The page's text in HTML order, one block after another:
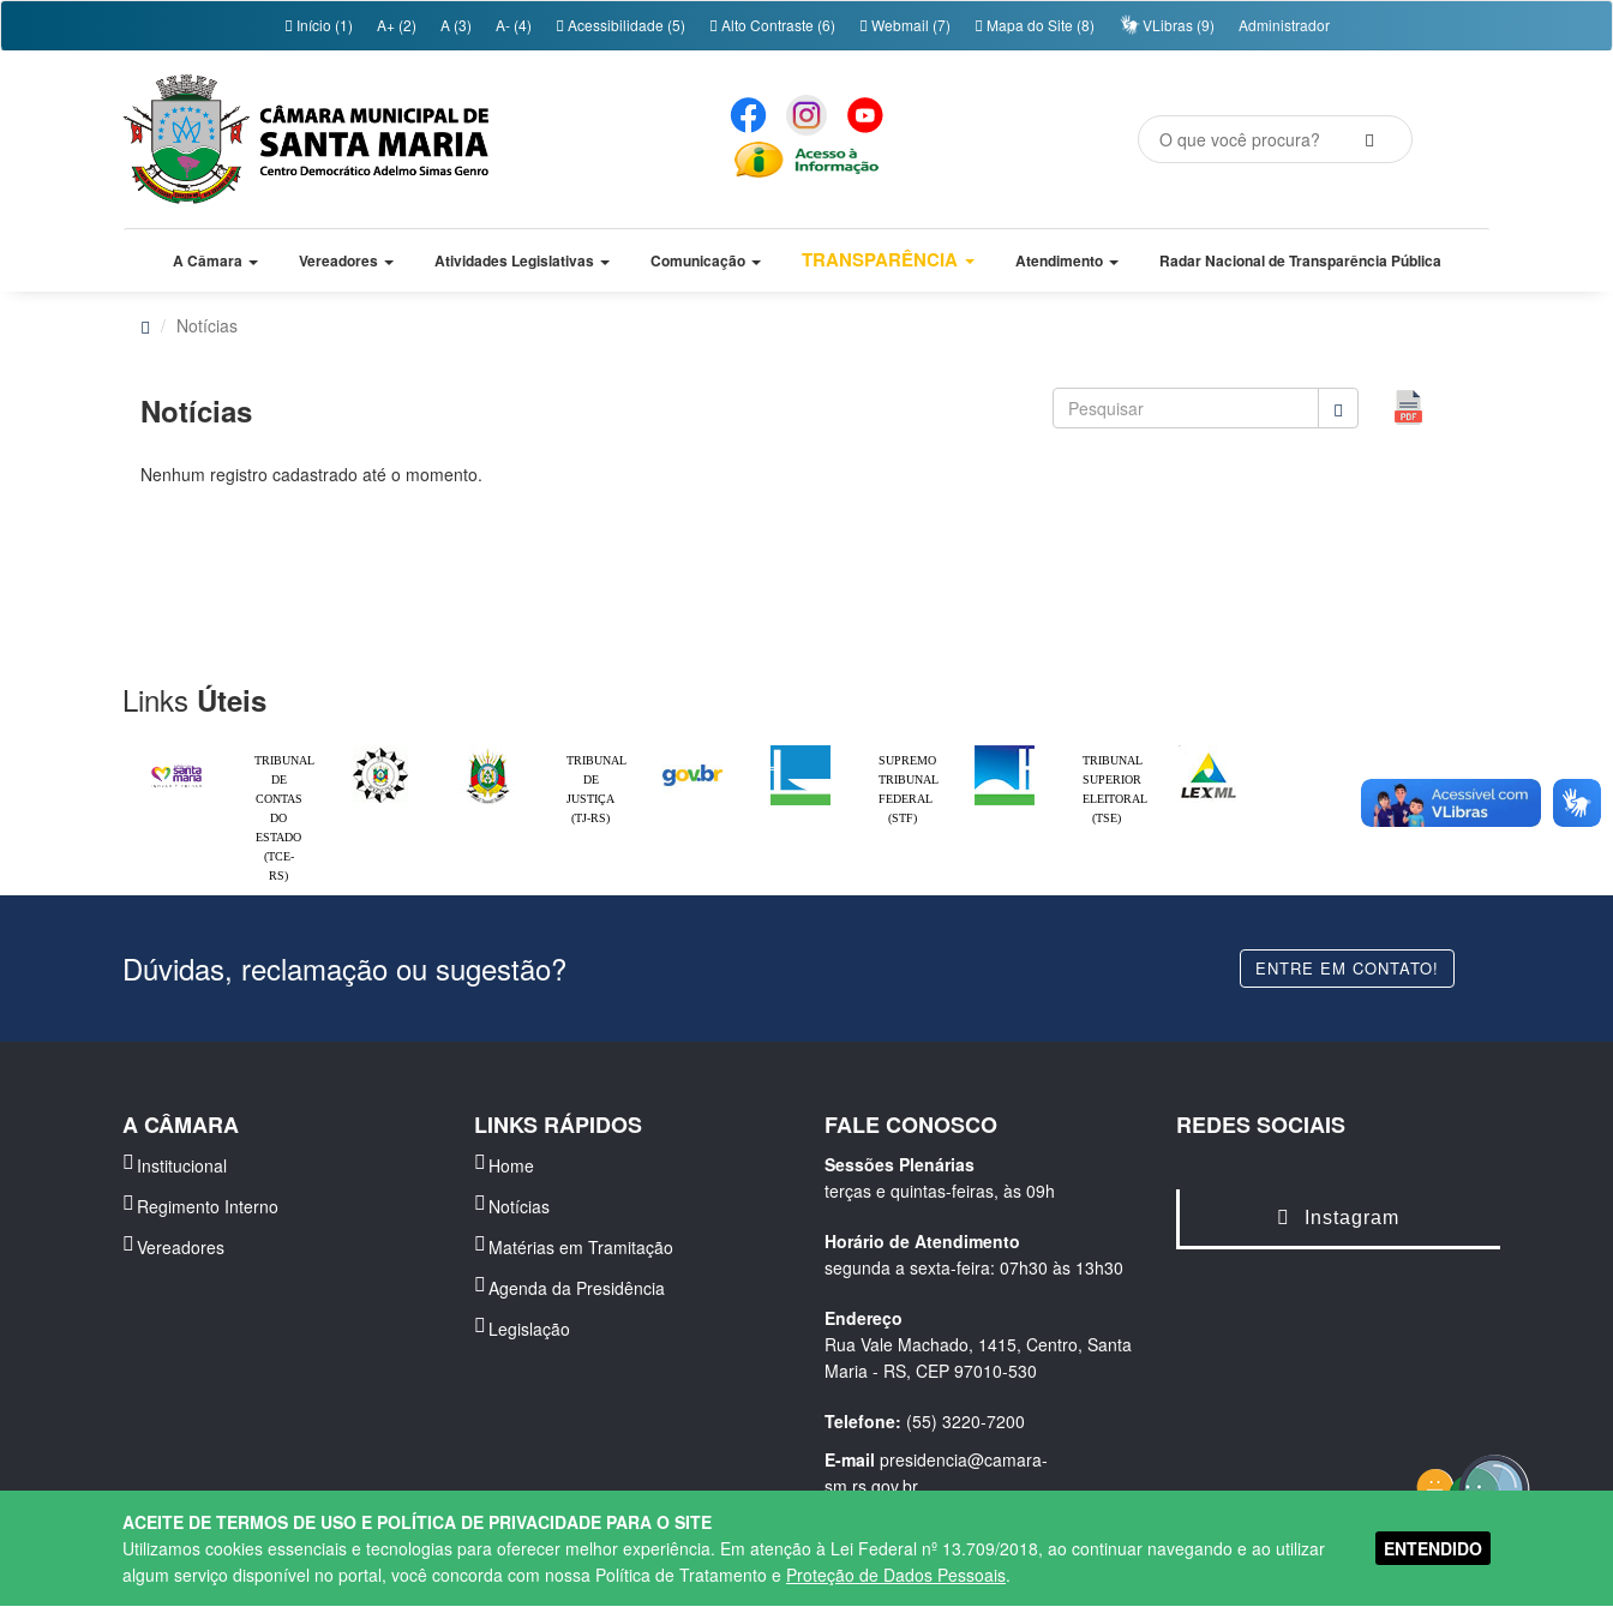
ACEITE DE TERMOS DE USO E POLÍTICA DE PRIVACIDADE PARA O SITE
Utilizamos cookies essenciais e tecnologias para oferecer melhor experiência. Em atenção à Lei Federal nº 13.709/2018, ao continuar navegando e ao utilizar
algum serviço disponível no portal, você concorda com nossa Política de Tratamento e Proteção de Dados Pessoais.
ENTENDIDO
Início (1) A+ (2) A (3) A- (4) Acessibilidade (5) Alto Contraste (6) Webmail (7) Mapa do Site (8) VLibras (9) Administrador
A Câmara Vereadores Atividades Legislativas Comunicação TRANSPARÊNCIA Atendimento Radar Nacional de Transparência Pública
Notícias
Notícias
Nenhum registro cadastrado até o momento.
Links Úteis
TRIBUNAL
DE
CONTAS
DO
ESTADO
(TCE-
RS)
TRIBUNAL
DE
JUSTIÇA
(TJ-RS)
SUPREMO
TRIBUNAL
FEDERAL
(STF)
TRIBUNAL
SUPERIOR
ELEITORAL
(TSE)
Dúvidas, reclamação ou sugestão? ENTRE EM CONTATO!
A CÂMARA
Institucional
Regimento Interno
Vereadores
LINKS RÁPIDOS
Home
Notícias
Matérias em Tramitação
Agenda da Presidência
Legislação
FALE CONOSCO
Sessões Plenárias
terças e quintas-feiras, às 09h
Horário de Atendimento
segunda a sexta-feira: 07h30 às 13h30
Endereço
Rua Vale Machado, 1415, Centro, Santa
Maria - RS, CEP 97010-530
Telefone: (55) 3220-7200
E-mail presidencia@camara-
sm.rs.gov.br
REDES SOCIAIS
Instagram